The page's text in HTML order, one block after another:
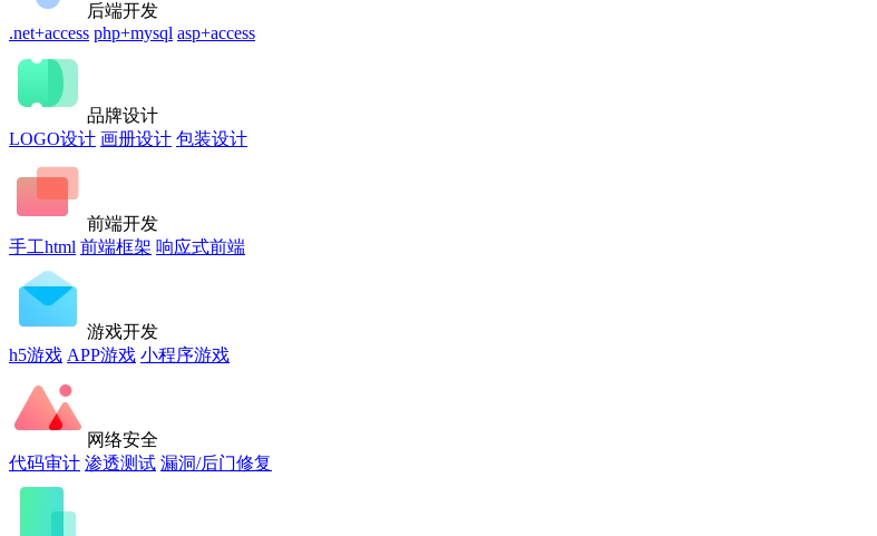
后端开发
.net+access php+mysql asp+access
品牌设计
LOGO设计 画册设计 包装设计
前端开发
手工html 前端框架 响应式前端
游戏开发
h5游戏 APP游戏 小程序游戏
网络安全
代码审计 渗透测试 漏洞/后门修复